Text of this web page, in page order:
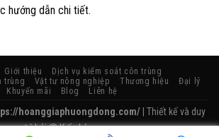
hướng dẫn chi tiết.
Giới thiệu
Dịch vụ kiểm soát côn trùng
trùng
Vật tư nông nghiệp Thương hiệu
Đại lý
Khuyến mãi
Blog Liên hệ
hoanggiaphuongdong.com/| Thiết kế và duy
trì bởi
Kiến Lửa.